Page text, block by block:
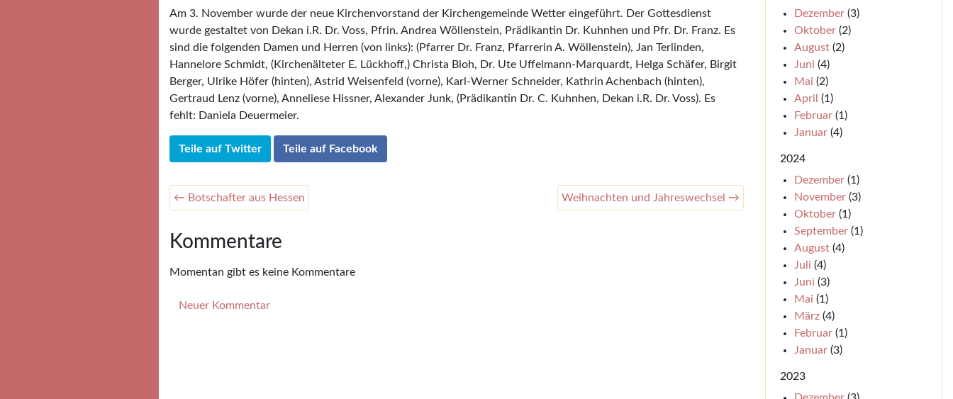
Am 3. November wurde der neue Kirchenvorstand der Kirchengemeinde Wetter eingeführt. Der Gottesdienst
wurde gestaltet von Dekan i.R. Dr. Voss, Pfrin. Andrea Wöllenstein, Prädikantin Dr. Kuhnhen und Pfr. Dr. Franz. Es
sind die folgenden Damen und Herren (von links): (Pfarrer Dr. Franz, Pfarrerin A. Wöllenstein), Jan Terlinden,
Hannelore Schmidt, (Kirchenälteter E. Lückhoff,) Christa Bloh, Dr. Ute Uffelmann-Marquardt, Helga Schäfer, Birgit
Berger, Ulrike Höfer (hinten), Astrid Weisenfeld (vorne), Karl-Werner Schneider, Kathrin Achenbach (hinten),
Gertraud Lenz (vorne), Anneliese Hissner, Alexander Junk, (Prädikantin Dr. C. Kuhnhen, Dekan i.R. Dr. Voss). Es
fehlt: Daniela Deuermeier.
Teile auf Twitter Teile auf Facebook
← Botschafter aus Hessen Weihnachten und Jahreswechsel →
Kommentare
Momentan gibt es keine Kommentare
Neuer Kommentar
Dezember(3)
Oktober(2)
August(2)
Juni (4)
Mai (2)
April (1)
Februar(1)
Januar(4)
2024
Dezember(1)
November(3)
Oktober(1)
September(1)
August(4)
Juli (4)
Juni (3)
Mai (1)
März(4)
Februar(1)
Januar(3)
2023